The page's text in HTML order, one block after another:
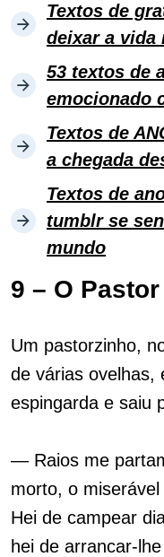
Textos de
deixar a vida
53 textos de
emocionado
Textos de
a chegada
Textos de
tumblr se
mundo
9 – O
Um pastorzinho,
de várias ovelhas,
espingarda e saiu
— Raios me
morto, o
Hei de campear
hei de arrancar-